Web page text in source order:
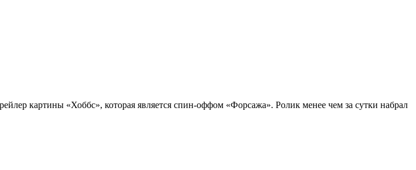
картины «Хоббс», которая является спин-оффом «Форсажа». Ролик менее чем за сутки набрал